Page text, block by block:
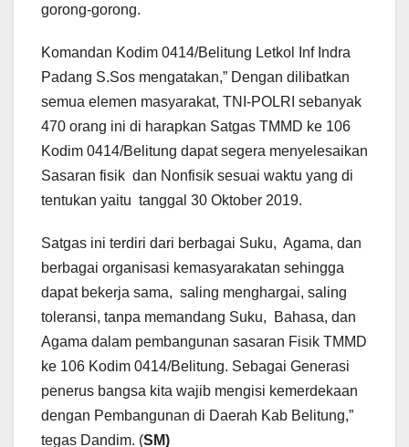
gorong-gorong.
Komandan Kodim 0414/Belitung Letkol Inf Indra
Padang S.Sos mengatakan,” Dengan dilibatkan
semua elemen masyarakat, TNI-POLRI sebanyak
470 orang ini di harapkan Satgas TMMD ke 106
Kodim 0414/Belitung dapat segera menyelesaikan
Sasaran fisik dan Nonfisik sesuai waktu yang di
tentukan yaitu tanggal 30 Oktober 2019.
Satgas ini terdiri dari berbagai Suku, Agama, dan
berbagai organisasi kemasyarakatan sehingga
dapat bekerja sama, saling menghargai, saling
toleransi, tanpa memandang Suku, Bahasa, dan
Agama dalam pembangunan sasaran Fisik TMMD
ke 106 Kodim 0414/Belitung. Sebagai Generasi
penerus bangsa kita wajib mengisi kemerdekaan
dengan Pembangunan di Daerah Kab Belitung,”
tegas Dandim. (SM)